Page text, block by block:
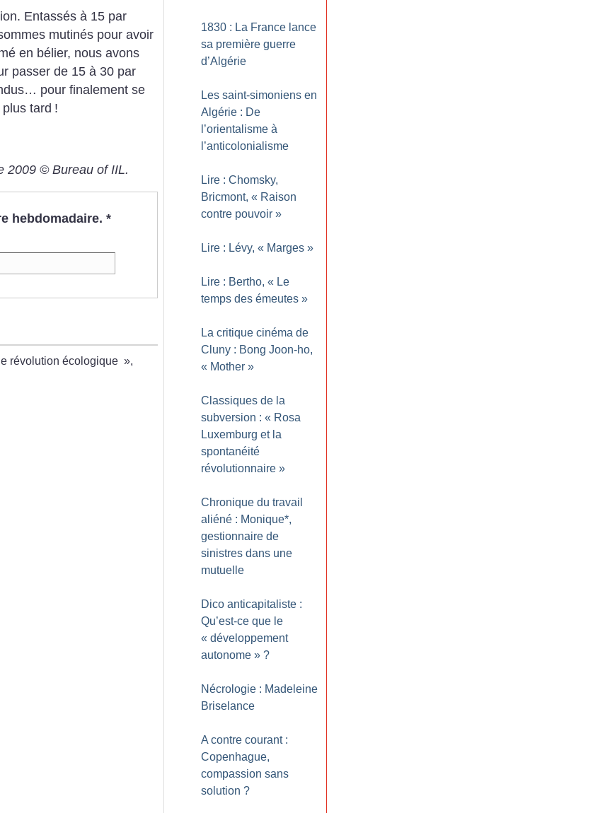
Entassés à 15 par
mutinés pour avoir
en bélier, nous avons
passer de 15 à 30 par
pour finalement se
tard !
2009 © Bureau of IIL.
hebdomadaire. *
révolution écologique »,
1830 : La France lance
sa première guerre
d’Algérie
Les saint-simoniens en
Algérie : De
l’orientalisme à
l’anticolonialisme
Lire : Chomsky,
Bricmont, « Raison
contre pouvoir »
Lire : Lévy, « Marges »
Lire : Bertho, « Le
temps des émeutes »
La critique cinéma de
Cluny : Bong Joon-ho,
« Mother »
Classiques de la
subversion : « Rosa
Luxemburg et la
spontanéité
révolutionnaire »
Chronique du travail
aliéné : Monique*,
gestionnaire de
sinistres dans une
mutuelle
Dico anticapitaliste :
Qu’est-ce que le
« développement
autonome » ?
Nécrologie : Madeleine
Briselance
A contre courant :
Copenhague,
compassion sans
solution ?